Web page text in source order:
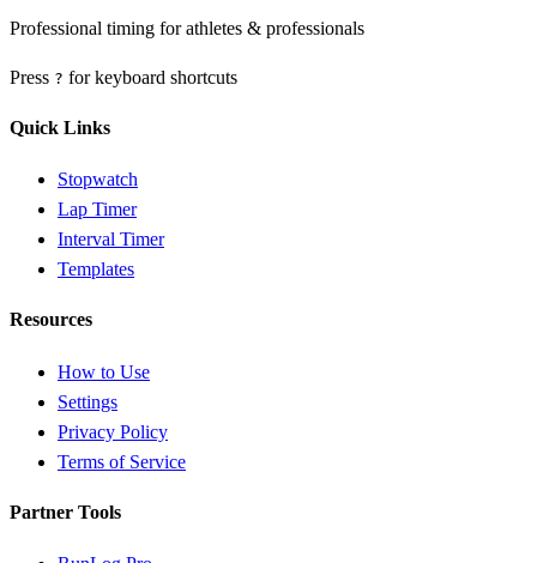
Professional timing for athletes & professionals
Press ? for keyboard shortcuts
Quick Links
Stopwatch
Lap Timer
Interval Timer
Templates
Resources
How to Use
Settings
Privacy Policy
Terms of Service
Partner Tools